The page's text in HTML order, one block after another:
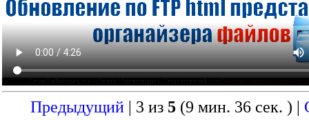
Предыдущий| 3 из 5 (9 мин. 36 сек. )